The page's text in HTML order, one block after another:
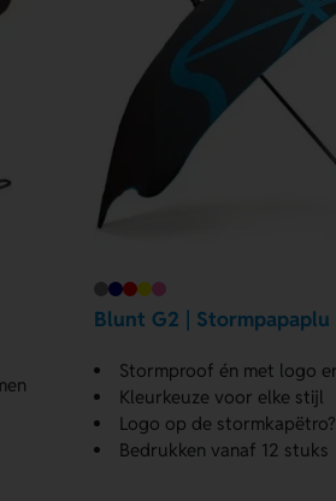
Blunt G2 |
Stormproof én met logo
Kleurkeuze voor elke stijl
Logo op de stormkapëtro?
Bedrukken vanaf 12 stuks